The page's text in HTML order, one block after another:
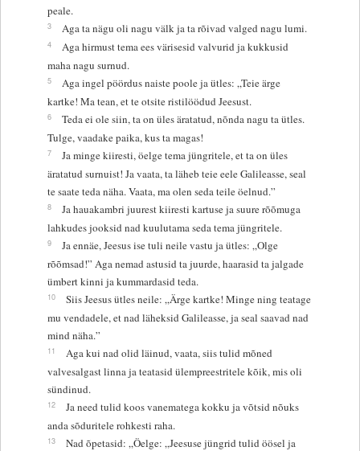
peale.
3 Aga ta nägu oli nagu välk ja ta rõivad valged nagu lumi.
4
Aga hirmust tema ees värisesid valvurid ja kukkusid
maha nagu surnud.
5
Aga ingel pöördus naiste poole ja ütles: „Teie ärge
kartke! Ma tean, et te otsite ristilöödud Jeesust.
6
Teda ei ole siin, ta on üles äratatud, nõnda nagu ta ütles.
Tulge, vaadake paika, kus ta magas!
7
Ja minge kiiresti, öelge tema jüngritele, et ta on üles
äratatud surnuist! Ja vaata, ta läheb teie eele Galileasse, seal
te saate teda näha. Vaata, ma olen seda teile öelnud.”
8
Ja hauakambri juurest kiiresti kartuse ja suure rõõmuga
lahkudes jooksid nad kuulutama seda tema jüngritele.
9
Ja ennäe, Jeesus ise tuli neile vastu ja ütles: „Olge
rõõmsad!” Aga nemad astusid ta juurde, haarasid ta jalgade
ümbert kinni ja kummardasid teda.
10
Siis Jeesus ütles neile: „Ärge kartke! Minge ning teatage
mu vendadele, et nad läheksid Galileasse, ja seal saavad nad
mind näha.”
11
Aga kui nad olid läinud, vaata, siis tulid mõned
valvesalgast linna ja teatasid ülempreestritele kõik, mis oli
sündinud.
12
Ja need tulid koos vanematega kokku ja võtsid nõuks
anda sõduritele rohkesti raha.
13
Nad õpetasid: „Öelge: „Jeesuse jüngrid tulid öösel ja